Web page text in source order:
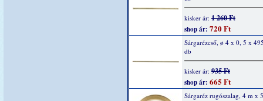
kisker ár: 1 260 Ft
shop ár: 720 Ft
Sárgarézcső, ø 4 x 0, 5 x
db
kisker ár: 935 Ft
shop ár: 665 Ft
Sárgaréz rugószalag, 4 m x